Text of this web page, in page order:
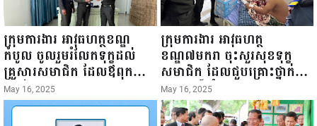
ក្រុមការងារ អាវុធហត្ថខណ្ឌ
កំបូល ចូលរួមរំលែកទុក្ខដល់
គ្រួសារសមាជិក ដែលឪពុកក្មេក
របស់លោកទទួលមរណៈភាព!
May 16, 2025
ក្រុមការងារ អាវុធហត្ថ
ខណ្ឌ៧មករា ចុះសួរសុខទុក្ខ
សមាជិក ដែលជួបគ្រោះថ្នាក់
ចរាចរណ៍ កំពុងសម្រាកព្យាបាល
នៅមន្ទីរពេទ្យ!
May 16, 2025